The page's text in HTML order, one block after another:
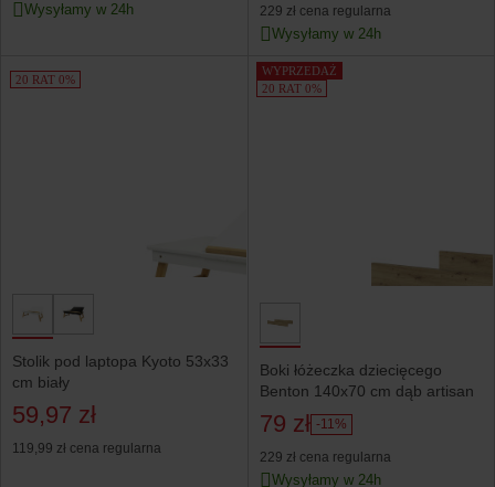
Wysyłamy w 24h 229 zł cena regularna
Wysyłamy w 24h
20 RAT 0%
Stolik pod laptopa Kyoto 53x33
cm biały
59,97 zł
119,99 zł cena regularna
WYPRZEDAŻ
20 RAT 0%
Boki łóżeczka dziecięcego
Benton 140x70 cm dąb artisan
79 zł -11%
229 zł cena regularna
Wysyłamy w 24h